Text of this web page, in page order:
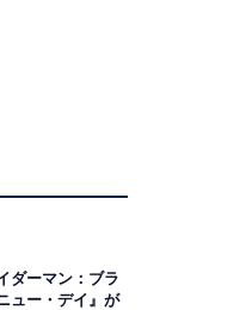
ダーマン：ブラ
ュー・デイ』が